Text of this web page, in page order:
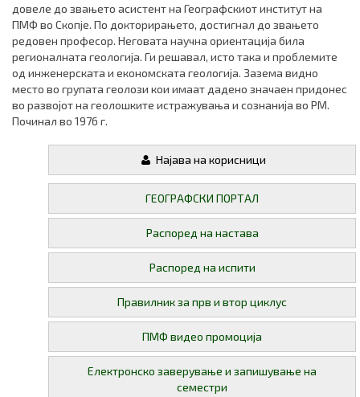
довеле до звањето асистент на Географскиот институт на
ПМФ во Скопје. По докторирањето, достигнал до звањето
редовен професор. Неговата научна ориентација била
регионалната геологија. Ги решавал, исто така и проблемите
од инженерската и економската геологија. Зазема видно
место во групата геолози кои имаат дадено значаен придонес
во развојот на геолошките истражувања и сознанија во РМ.
Починал во 1976 г.
Најава на корисници
ГЕОГРАФСКИ ПОРТАЛ
Распоред на настава
Распоред на испити
Правилник за прв и втор циклус
ПМФ видео промоција
Електронско заверување и запишување на
семестри